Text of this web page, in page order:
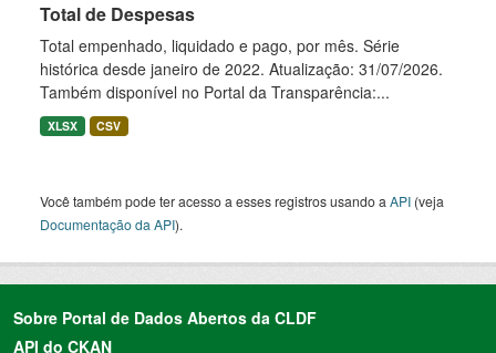
Total de Despesas
Total empenhado, liquidado e pago, por mês. Série
histórica desde janeiro de 2022. Atualização: 31/07/2026.
Também disponível no Portal da Transparência:...
XLSX CSV
Você também pode ter acesso a esses registros usando a API (veja
Documentação da API).
Sobre Portal de Dados Abertos da CLDF
API do CKAN